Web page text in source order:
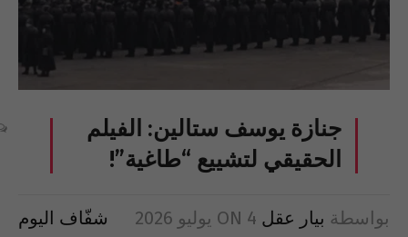
جنازة يوسف ستالين: الفيلم
الحقيقي لتشييع “طاغية”!
بواسطة بيار عقل ON 4 يوليو 2026 شفّاف اليوم